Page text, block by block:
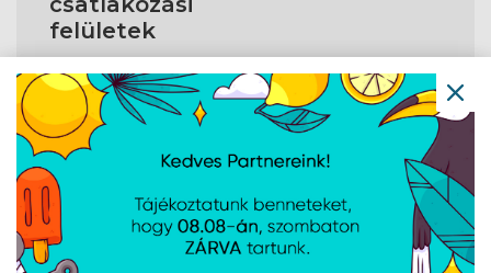
felületek
Csatlakozófelület
típusa
PCI Express x16 5.0
HDMI portok
mennyisége
DVI-D portok
száma
0
DisplayPort száma
3